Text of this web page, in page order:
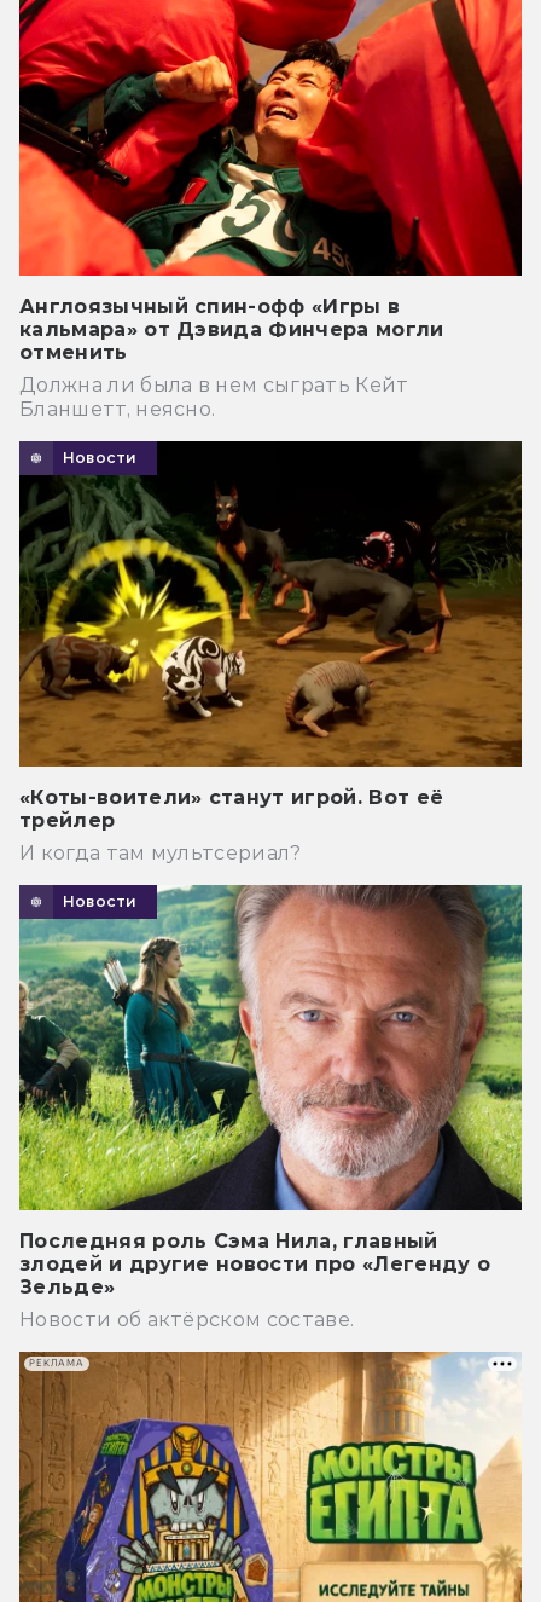
Англоязычный спин-офф «Игры в
кальмара» от Дэвида Финчера могли
отменить
Должна ли была в нем сыграть Кейт
Бланшетт, неясно.
Новости
«Коты-воители» станут игрой. Вот её
трейлер
И когда там мультсериал?
Новости
Последняя роль Сэма Нила, главный
злодей и другие новости про «Легенду о
Зельде»
Новости об актёрском составе.
РЕКЛАМА